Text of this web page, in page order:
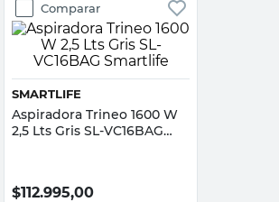
Comparar
SMARTLIFE
Aspiradora Trineo 1600 W
2,5 Lts Gris SL-VC16BAG
$112.995,00